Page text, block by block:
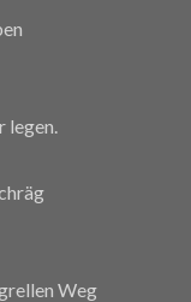
legen.
Weg